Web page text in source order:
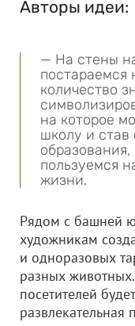
Авторы идеи:
— На стены
постараемся
количество
на которое
школу и став
пользуемся
жизни.
Рядом с башней
художникам
и одноразовых
разных
посетителей